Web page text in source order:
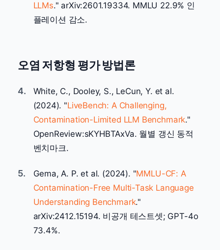
LLMs." arXiv:2601.19334. MMLU 22.9% 인
플레이션 감소.
오염 저항형 평가 방법론
4.
White, C., Dooley, S., LeCun, Y. et al.
(2024). "LiveBench: A Challenging,
Contamination-Limited LLM Benchmark."
OpenReview:sKYHBTAxVa. 월별 갱신 동적
벤치마크.
5. Gema, A. P. et al. (2024). "MMLU-CF: A
Contamination-Free Multi-Task Language
Understanding Benchmark."
arXiv:2412.15194. 비공개 테스트셋; GPT-4o
73.4%.